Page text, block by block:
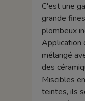
C'est une
grande
plombeux
Application
mélangé
des
Miscibles
teintes, ils